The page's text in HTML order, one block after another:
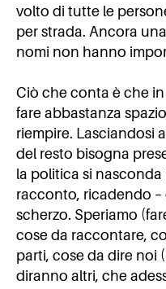
volto di tutte le
per strada. Ancora
nomi non hanno
Ciò che conta è che
fare abbastanza
riempire. Lasciandosi
del resto bisogna
la politica si
racconto, ricadendo –
scherzo. Speriamo
cose da raccontare,
parti, cose da dire noi
diranno altri, che